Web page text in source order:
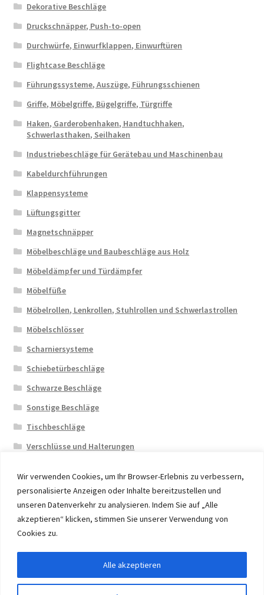
Wir verwenden Cookies, um Ihr Browser-Erlebnis zu verbessern,
personalisierte Anzeigen oder Inhalte bereitzustellen und
unseren Datenverkehr zu analysieren. Indem Sie auf „Alle
akzeptieren“ klicken, stimmen Sie unserer Verwendung von
Cookies zu.
Alle akzeptieren
Dekorative Beschläge
Druckschnäpper, Push-to-open
Durchwürfe, Einwurfklappen, Einwurftüren
Flightcase Beschläge
Führungssysteme, Auszüge, Führungsschienen
Griffe, Möbelgriffe, Bügelgriffe, Türgriffe
Haken, Garderobenhaken, Handtuchhaken,
Schwerlasthaken, Seilhaken
Industriebeschläge für Gerätebau und Maschinenbau
Kabeldurchführungen
Klappensysteme
Lüftungsgitter
Magnetschnäpper
Möbelbeschläge und Baubeschläge aus Holz
Möbeldämpfer und Türdämpfer
Möbelfüße
Möbelrollen, Lenkrollen, Stuhlrollen und Schwerlastrollen
Möbelschlösser
Scharniersysteme
Schiebetürbeschläge
Schwarze Beschläge
Sonstige Beschläge
Tischbeschläge
Verschlüsse und Halterungen
© 2026 Eruon Trade UG, Germany, member of the ERUON